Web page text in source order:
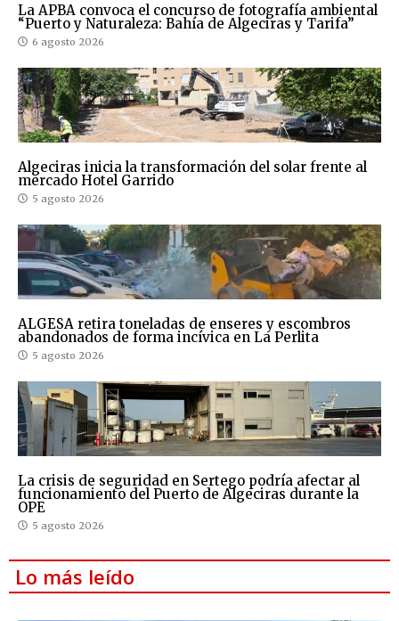
La APBA convoca el concurso de fotografía ambiental
“Puerto y Naturaleza: Bahía de Algeciras y Tarifa”
6 agosto 2026
Algeciras inicia la transformación del solar frente al
mercado Hotel Garrido
5 agosto 2026
ALGESA retira toneladas de enseres y escombros
abandonados de forma incívica en La Perlita
5 agosto 2026
La crisis de seguridad en Sertego podría afectar al
funcionamiento del Puerto de Algeciras durante la
OPE
5 agosto 2026
Lo más leído